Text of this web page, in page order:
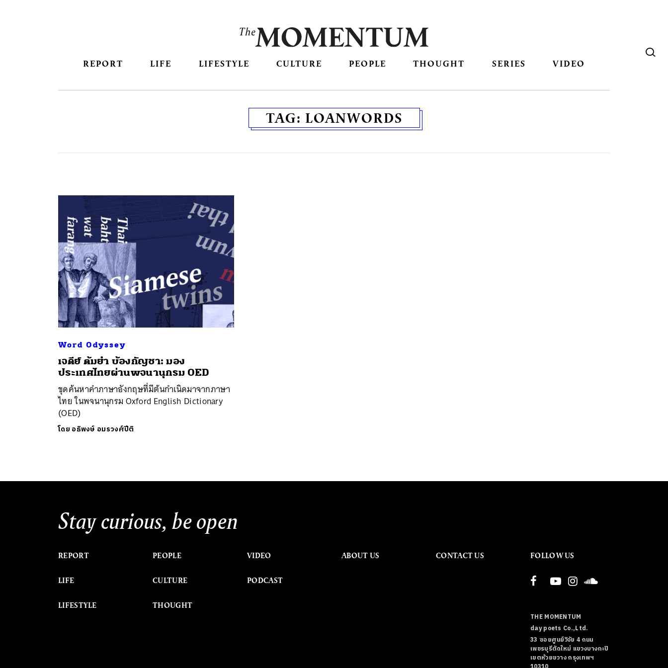
REPORT LIFE LIFESTYLE CULTURE PEOPLE THOUGHT SERIES VIDEO
TAG: LOANWORDS
Word Odyssey
เจดีย์ ต้มยำ บ้องกัญชา: มอง
ประเทศไทยผ่านพจนานุกรม OED
ขุดค้นหาคำภาษาอังกฤษที่มีต้นกำเนิดมาจากภาษา
ไทย ในพจนานุกรม Oxford English Dictionary
(OED)
โดย อธิพงษ์ อมรวงศ์ปีติ
Stay curious, be open
REPORT
LIFE
LIFESTYLE
PEOPLE
CULTURE
THOUGHT
VIDEO
PODCAST
ABOUT US CONTACT US FOLLOW US
THE MOMENTUM
day poets Co.,Ltd.
33 ซอยศูนย์วิจัย 4 ถนน
เพชรบุรีตัดใหม่ แขวงบางกะปิ
เขตห้วยขวาง กรุงเทพฯ